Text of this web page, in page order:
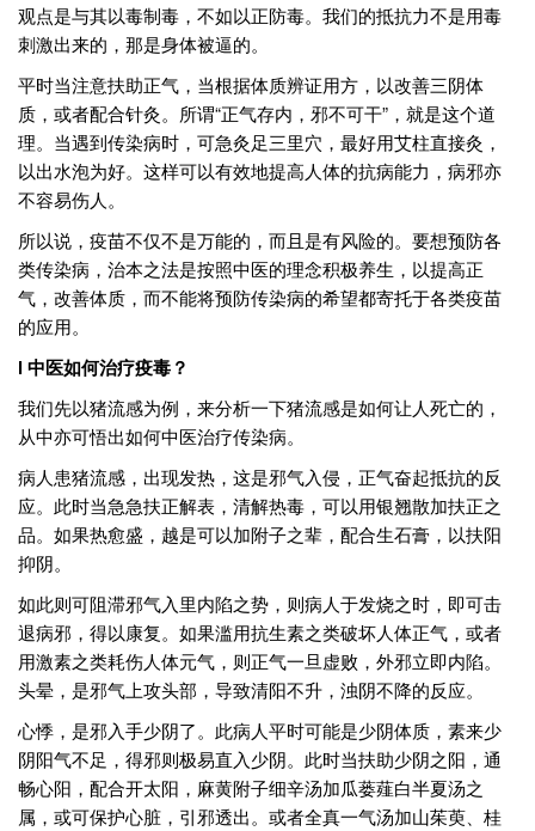
观点是与其以毒制毒，不如以正防毒。我们的抵抗力不是用毒
刺激出来的，那是身体被逼的。
平时当注意扶助正气，当根据体质辨证用方，以改善三阴体
质，或者配合针灸。所谓“正气存内，邪不可干”，就是这个道
理。当遇到传染病时，可急灸足三里穴，最好用艾柱直接灸，
以出水泡为好。这样可以有效地提高人体的抗病能力，病邪亦
不容易伤人。
所以说，疫苗不仅不是万能的，而且是有风险的。要想预防各
类传染病，治本之法是按照中医的理念积极养生，以提高正
气，改善体质，而不能将预防传染病的希望都寄托于各类疫苗
的应用。
l 中医如何治疗疫毒？
我们先以猪流感为例，来分析一下猪流感是如何让人死亡的，
从中亦可悟出如何中医治疗传染病。
病人患猪流感，出现发热，这是邪气入侵，正气奋起抵抗的反
应。此时当急急扶正解表，清解热毒，可以用银翘散加扶正之
品。如果热愈盛，越是可以加附子之辈，配合生石膏，以扶阳
抑阴。
如此则可阻滞邪气入里内陷之势，则病人于发烧之时，即可击
退病邪，得以康复。如果滥用抗生素之类破坏人体正气，或者
用激素之类耗伤人体元气，则正气一旦虚败，外邪立即内陷。
头晕，是邪气上攻头部，导致清阳不升，浊阴不降的反应。
心悸，是邪入手少阴了。此病人平时可能是少阴体质，素来少
阴阳气不足，得邪则极易直入少阴。此时当扶助少阴之阳，通
畅心阳，配合开太阳，麻黄附子细辛汤加瓜蒌薤白半夏汤之
属，或可保护心脏，引邪透出。或者全真一气汤加山茱萸、桂